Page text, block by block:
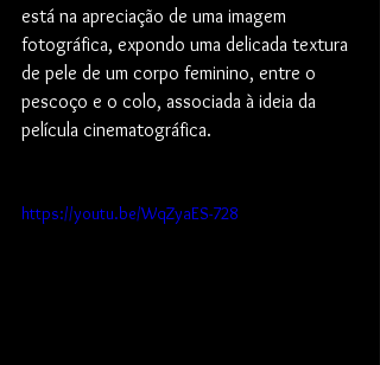
está na apreciação de uma imagem
fotográfica, expondo uma delicada textura
de pele de um corpo feminino, entre o
pescoço e o colo, associada à ideia da
película cinematográfica.
https://youtu.be/WqZyaES-728